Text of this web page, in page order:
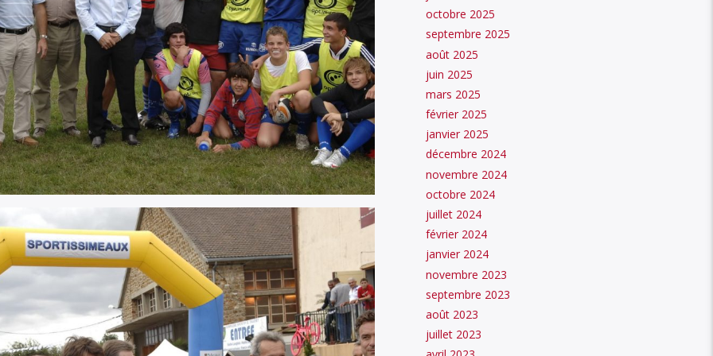
octobre 2025
septembre 2025
août 2025
juin 2025
mars 2025
février 2025
janvier 2025
décembre 2024
novembre 2024
octobre 2024
juillet 2024
février 2024
janvier 2024
novembre 2023
septembre 2023
août 2023
juillet 2023